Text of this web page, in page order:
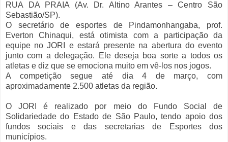
RUA DA PRAIA (Av. Dr. Altino Arantes – Centro São
Sebastião/SP).
O secretário de esportes de Pindamonhangaba, prof.
Everton Chinaqui, está otimista com a participação da
equipe no JORI e estará presente na abertura do evento
junto com a delegação. Ele deseja boa sorte a todos os
atletas e diz que se emociona muito em vê-los nos jogos.
A competição segue até dia 4 de março, com
aproximadamente 2.500 atletas da região.
O JORI é realizado por meio do Fundo Social de
Solidariedade do Estado de São Paulo, tendo apoio dos
fundos sociais e das secretarias de Esportes dos
municípios.